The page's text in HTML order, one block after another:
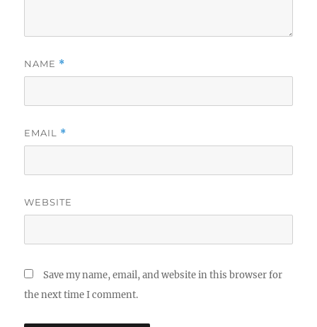
NAME *
EMAIL *
WEBSITE
Save my name, email, and website in this browser for
the next time I comment.